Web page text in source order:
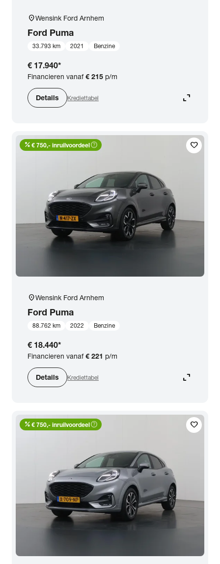
location_onWensink Ford Arnhem
Ford Puma
33.793 km 2021 Benzine
€ 17.940*
Financieren vanaf€ 215 p/m
Details Krediettabel expand_content
favorite
percent € 750,- inruilvoordeelhelp_outline
location_onWensink Ford Arnhem
Ford Puma
88.762 km 2022 Benzine
€ 18.440*
Financieren vanaf€ 221 p/m
Details Krediettabel expand_content
favorite
percent € 750,- inruilvoordeelhelp_outline